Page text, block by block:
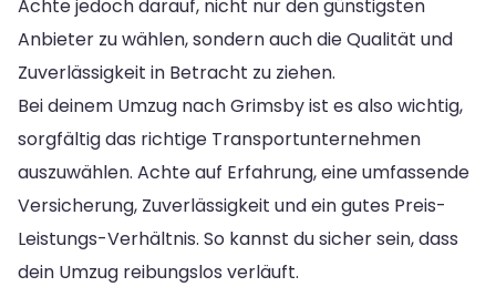
Achte jedoch darauf, nicht nur den günstigsten
Anbieter zu wählen, sondern auch die Qualität und
Zuverlässigkeit in Betracht zu ziehen.
Bei deinem Umzug nach Grimsby ist es also wichtig,
sorgfältig das richtige Transportunternehmen
auszuwählen. Achte auf Erfahrung, eine umfassende
Versicherung, Zuverlässigkeit und ein gutes Preis-
Leistungs-Verhältnis. So kannst du sicher sein, dass
dein Umzug reibungslos verläuft.